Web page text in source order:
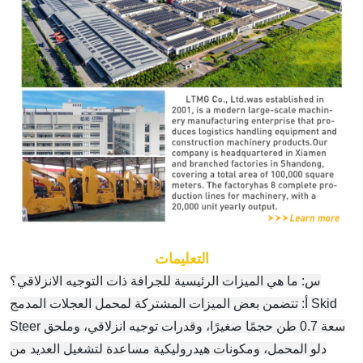
التعليمات
س: ما هي الميزات الرئيسية للجرافة ذات التوجيه الانزلاقي؟
أ: تتضمن بعض الميزات المشتركة لمحمل العجلات المدمج Skid
Steer سعة 0.7 طن حجمًا صغيرًا، وقدرات توجيه انزلاقي، وملحق
دلو المحمل، ومكونات هيدروليكية مساعدة لتشغيل العديد من